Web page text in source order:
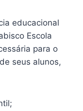
educacional
Escola
para o
seus alunos,